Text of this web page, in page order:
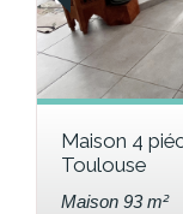
Maison 4
Toulouse
Maison 93 m²